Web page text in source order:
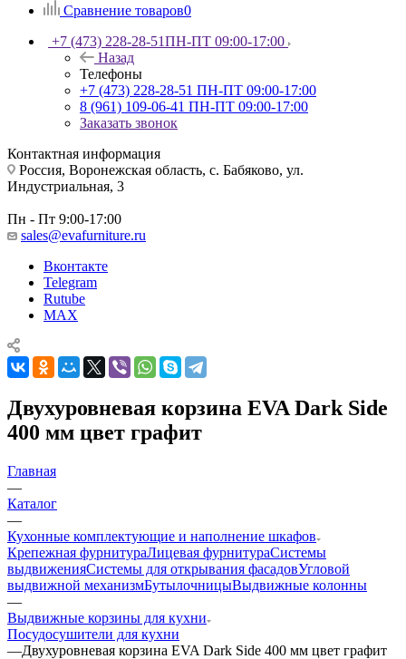
Сравнение товаров0
+7 (473) 228-28-51ПН-ПТ 09:00-17:00
Назад
Телефоны
+7 (473) 228-28-51 ПН-ПТ 09:00-17:00
8 (961) 109-06-41 ПН-ПТ 09:00-17:00
Заказать звонок
Контактная информация
Россия, Воронежская область, с. Бабяково, ул.
Индустриальная, 3
Пн - Пт 9:00-17:00
sales@evafurniture.ru
Вконтакте
Telegram
Rutube
MAX
Двухуровневая корзина EVA Dark Side
400 мм цвет графит
Главная
—
Каталог
—
Кухонные комплектующие и наполнение шкафов
Крепежная фурнитураЛицевая фурнитураСистемы
выдвиженияСистемы для открывания фасадовУгловой
выдвижной механизмБутылочницыВыдвижные колонны
—
Выдвижные корзины для кухни
Посудосушители для кухни
—Двухуровневая корзина EVA Dark Side 400 мм цвет графит